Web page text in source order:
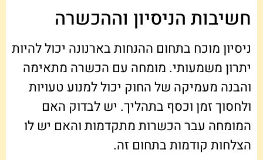
חשיבות הניסיון וההכשרה
ניסיון מוכח בתחום ההנחות בארנונה יכול להיות
יתרון משמעותי. מומחה עם הכשרה מתאימה
והבנה מעמיקה של החוק יכול למנוע טעויות
ולחסוך זמן וכסף בתהליך. יש לבדוק האם
המומחה עבר הכשרות מתקדמות והאם יש לו
הצלחות קודמות בתחום זה.